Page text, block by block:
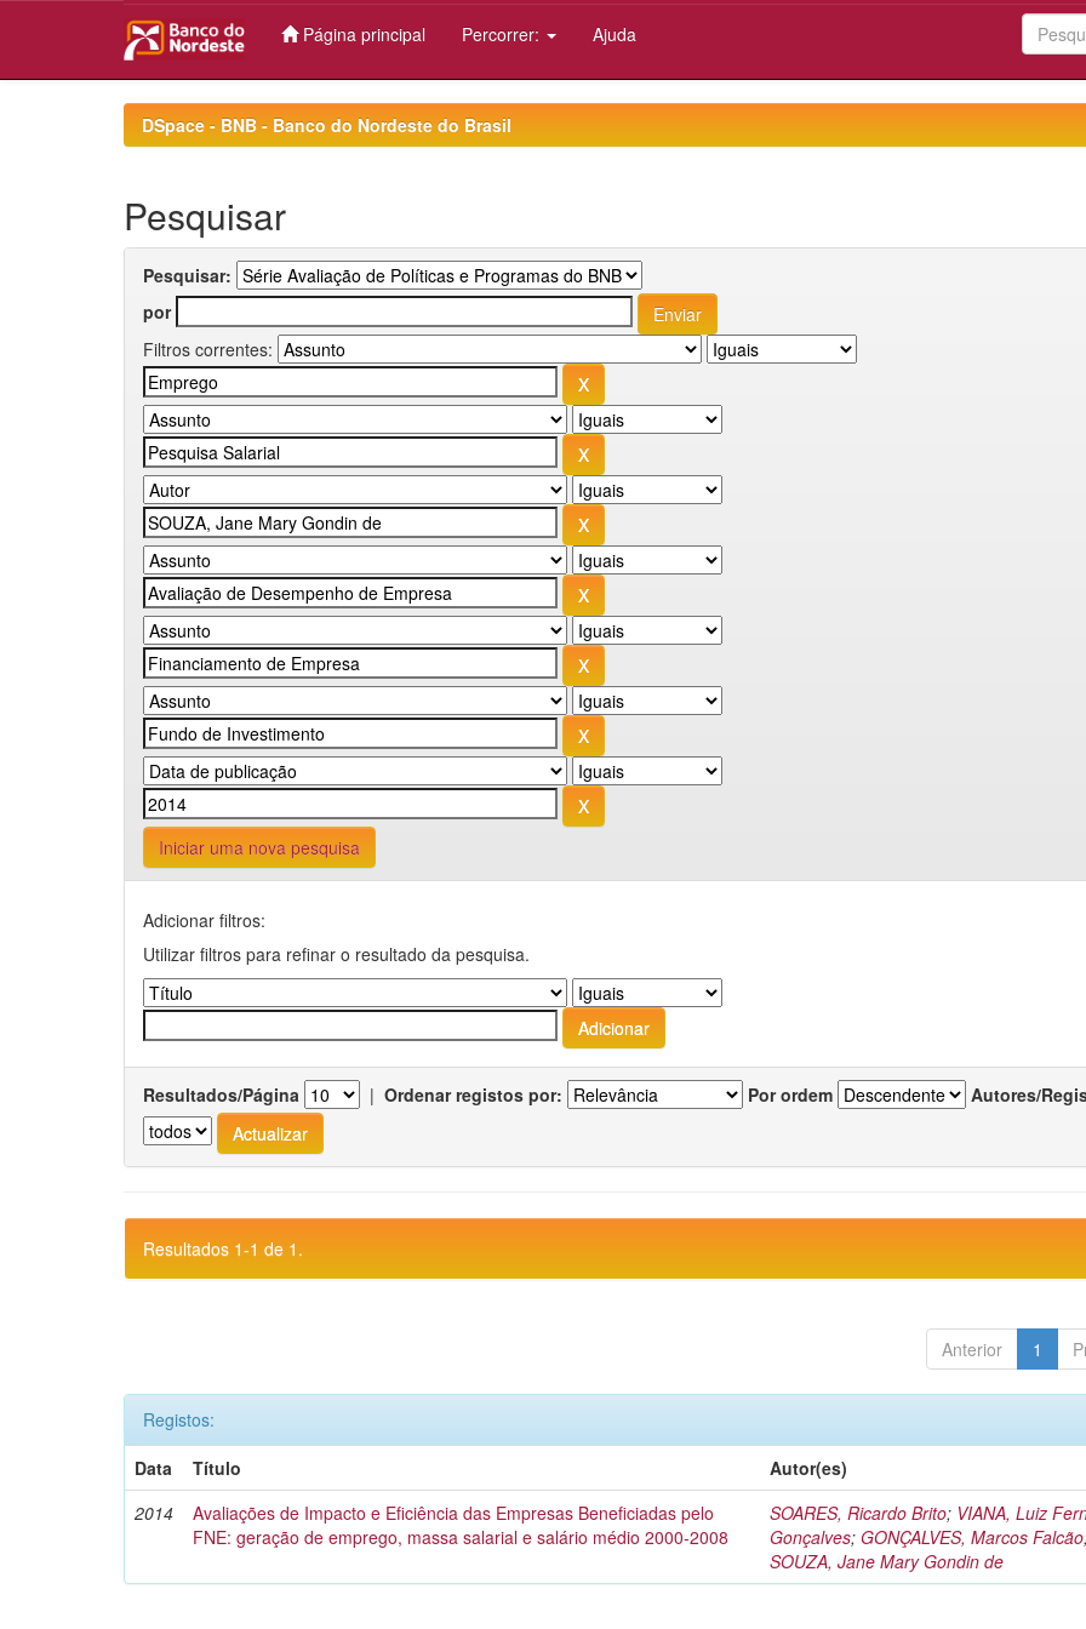
Página principal Percorrer: Ajuda
DSpace - BNB - Banco do Nordeste do Brasil
Pesquisar
Pesquisar:
por
Filtros correntes:
Iniciar uma nova pesquisa
Adicionar filtros:
Utilizar filtros para refinar o resultado da pesquisa.
Resultados/Página | Ordenar registos por: Por ordem Autores/
Resultados 1-1 de 1.
Anterior 1
Registos:
Data
Título
Autor(es)
2014
Avaliações de Impacto e Eficiência das Empresas Beneficiadas pelo
FNE: geração de emprego, massa salarial e salário médio 2000-2008
SOARES, Ricardo Brito; VIANA, Luiz
Gonçalves;GONÇALVES, Marcos Falcão
SOUZA, Jane Mary Gondin de